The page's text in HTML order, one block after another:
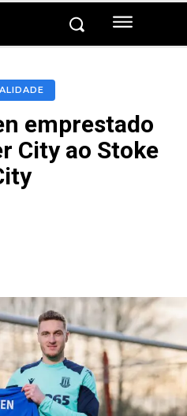
emprestado
City ao Stoke